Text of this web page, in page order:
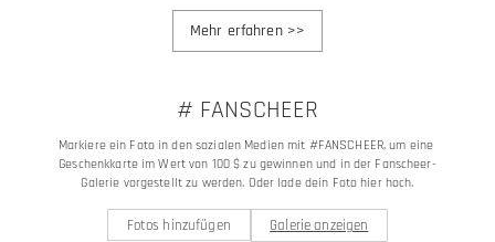
Mehr erfahren>>
# FANSCHEER
Markiere ein Foto in den sozialen Medien mit #FANSCHEER, um eine
Geschenkkarte im Wert von 100 $ zu gewinnen und in der Fanscheer-
Galerie vorgestellt zu werden. Oder lade dein Foto hier hoch.
Fotos hinzufügen Galerie anzeigen